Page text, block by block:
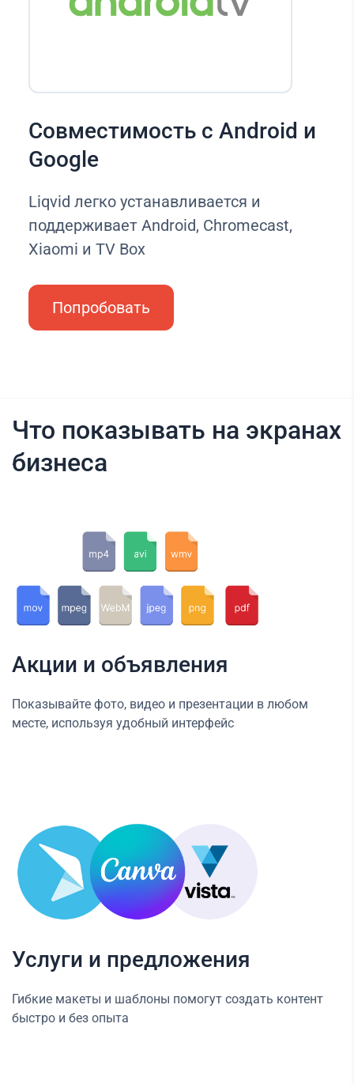
Совместимость с Android и
Google
Liqvid легко устанавливается и
поддерживает Android, Chromecast,
Xiaomi и TV Box
Попробовать
Что показывать на экранах
бизнеса
Акции и объявления
Показывайте фото, видео и презентации в любом
месте, используя удобный интерфейс
Услуги и предложения
Гибкие макеты и шаблоны помогут создать контент
быстро и без опыта